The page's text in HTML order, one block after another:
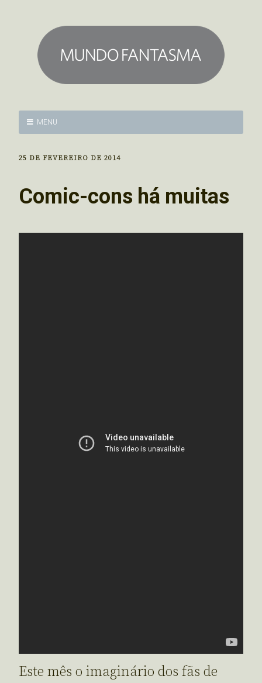
MENU
25 DE FEVEREIRO DE 2014
Comic-cons há muitas
Este mês o imaginário dos fãs de